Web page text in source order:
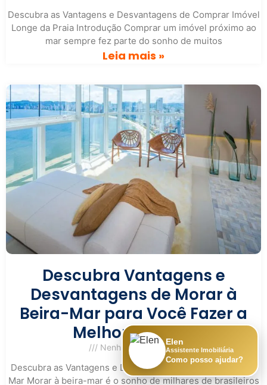
Descubra as Vantagens e Desvantagens de Comprar Imóvel
Longe da Praia Introdução Comprar um imóvel próximo ao
mar sempre fez parte do sonho de muitos
Leia mais »
Descubra Vantagens e
Desvantagens de Morar à
Beira-Mar para Você Fazer a
Melhor Escolha
Nenhum comentário
Descubra as Vantagens e Desvantagens de Morar à Beira-
Mar Morar à beira-mar é o sonho de milhares de brasileiros
Elen
Assistente Imobiliária
Como posso ajudar?